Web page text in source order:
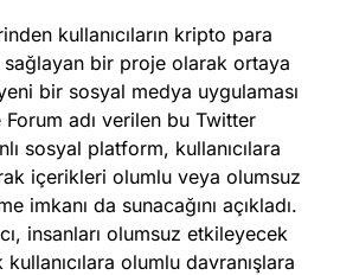
kullanıcıların kripto para
sağlayan bir proje olarak ortaya
bir sosyal medya uygulaması
Forum adı verilen bu Twitter
sosyal platform, kullanıcılara
içerikleri olumlu veya olumsuz
imkanı da sunacağını açıkladı.
insanları olumsuz etkileyecek
olumlu davranışlara